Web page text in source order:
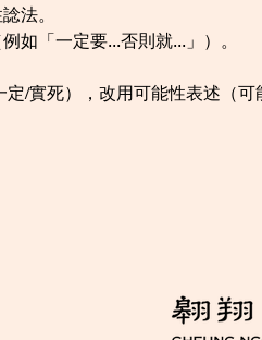
法。
如「一定要...否則就...」）。
/實死），改用可能性表述（可